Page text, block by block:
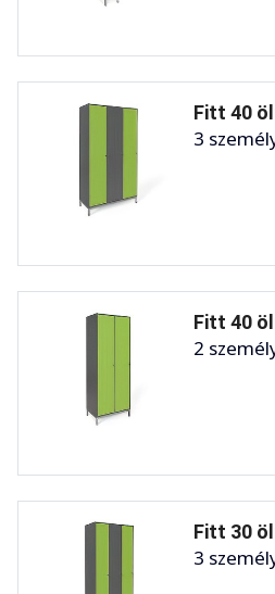
Fitt 40
3
Fitt 40
2
Fitt 30
3